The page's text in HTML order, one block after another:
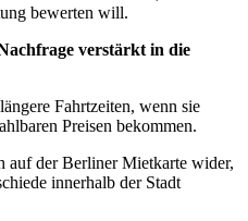
bewerten will.
verstärkt in die
Fahrtzeiten, wenn sie
Preisen bekommen.
auf der Berliner Mietkarte wider,
innerhalb der Stadt